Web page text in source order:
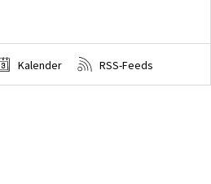
Kalender RSS-Feeds